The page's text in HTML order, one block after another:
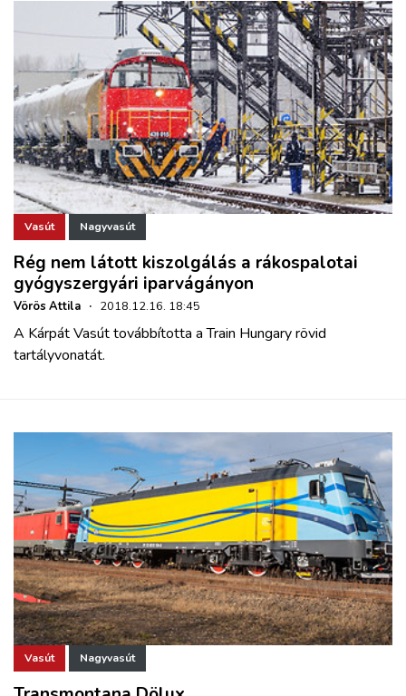
REGISZTRÁCIÓ
Vasút Nagyvasút
Rég nem látott kiszolgálás a rákospalotai
gyógyszergyári iparvágányon
Vörös Attila · 2018.12.16. 18:45
A Kárpát Vasút továbbította a Train Hungary rövid
tartályvonatát.
Vasút Nagyvasút